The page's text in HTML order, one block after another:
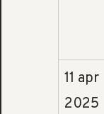
11 apr
2025